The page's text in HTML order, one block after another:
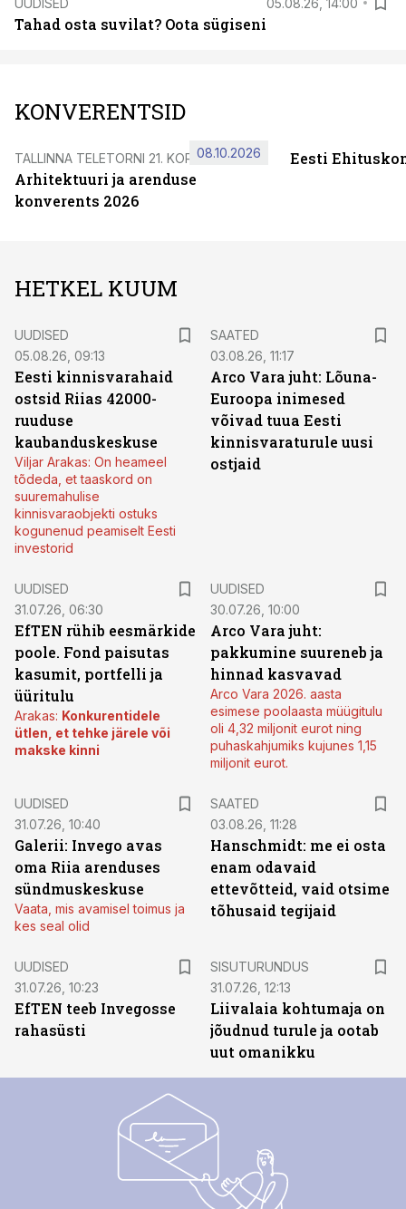
Tahad osta suvilat? Oota sügiseni
KONVERENTSID
TALLINNA TELETORNI 21. KORRUSEL
Arhitektuuri ja arenduse
konverents 2026
08.10.2026 Eesti
HETKEL KUUM
UUDISED
05.08.26, 09:13
Eesti kinnisvarahaid
ostsid Riias 42000-
ruuduse
kaubanduskeskuse
Viljar Arakas: On heameel
tõdeda, et taaskord on
suuremahulise
kinnisvaraobjekti ostuks
kogunenud peamiselt Eesti
investorid
SAATED
03.08.26, 11:17
Arco Vara juht: Lõuna-
Euroopa inimesed
võivad tuua Eesti
kinnisvaraturule uusi
ostjaid
UUDISED
31.07.26, 06:30
EfTEN rühib eesmärkide
poole. Fond paisutas
kasumit, portfelli ja
üüritulu
Arakas: Konkurentidele
ütlen, et tehke järele või
makske kinni
UUDISED
30.07.26, 10:00
Arco Vara juht:
pakkumine suureneb ja
hinnad kasvavad
Arco Vara 2026. aasta
esimese poolaasta müügitulu
oli 4,32 miljonit eurot ning
puhaskahjumiks kujunes 1,15
miljonit eurot.
UUDISED
31.07.26, 10:40
Galerii: Invego avas
oma Riia arenduses
sündmuskeskuse
Vaata, mis avamisel toimus ja
kes seal olid
SAATED
03.08.26, 11:28
Hanschmidt: me ei osta
enam odavaid
ettevõtteid, vaid otsime
tõhusaid tegijaid
UUDISED
31.07.26, 10:23
EfTEN teeb Invegosse
rahasüsti
SISUTURUNDUS
31.07.26, 12:13
Liivalaia kohtumaja on
jõudnud turule ja ootab
uut omanikku